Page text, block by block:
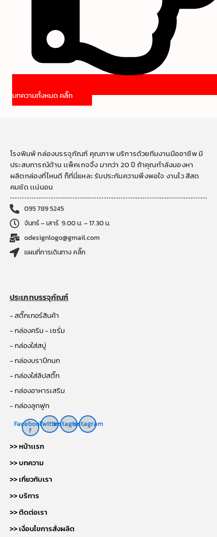
บทความทั้งหมด คลิ๊ก
โรงพิมพ์ กล่องบรรจุภัณฑ์ คุณภาพ บริการด้วยทีมงานมืออาชีพ มี
ประสบการณ์ด้าน เเพ็คเกจจิ้ง มากว่า 20 ปี ถ้าคุณกำลังมองหา
ผลิตกล่องที่ไหนดี ก็ที่นี่แหละ รับประกันความพึงพอใจ งานไว สีสด
คมชัด เเน่นอน
095 789 5245
จันทร์ – เสาร์ 9.00 น. – 17.30 น.
odesignlogo@gmail.com
เเผนที่การเดินทาง คลิ๊ก
ประเภทบรรจุภัณฑ์
- สติ๊กเกอร์สินค้า
- กล่องครีม - เซรั่ม
- กล่องใส่สบู่
- กล่องบราปีกนก
- กล่องใส่ลิปสติ๊ก
- กล่องอาหารเสริม
- กล่องลูกฟูก
Facebook-
f
TwitterInstagramInstagram
>> หน้าเเรก
>> บทความ
>> เกี่ยวกับเรา
>> บริการ
>> ติดต่อเรา
>> เงื่อนไขการสั่งผลิต